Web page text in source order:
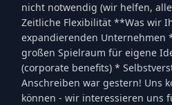
nicht notwendig (wir helfen,
Zeitliche Flexibilität **Was wir
expandierenden Unternehmen
großen Spielraum für eigene
(corporate benefits) *
Anschreiben war gestern! Uns
können - wir interessieren uns